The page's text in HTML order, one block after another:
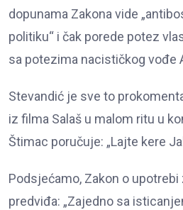
dopunama Zakona vide
politiku“ i čak porede potez
sa potezima nacističkog vođe
Stevandić je sve to
iz filma Salaš u malom ritu u
Štimac poručuje: „Lajte kere
Podsjećamo, Zakon o
predviđa: „Zajedno sa